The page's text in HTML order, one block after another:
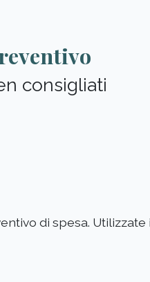
consigliati
di spesa.